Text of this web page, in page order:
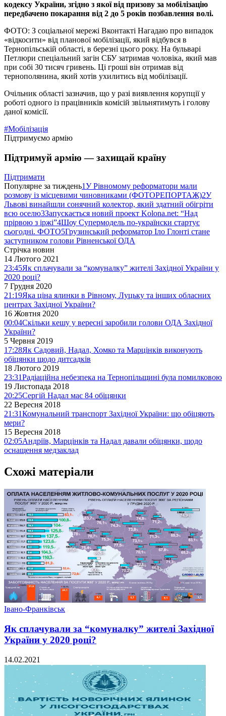
кодексу України, згідно з якої від призову за мобілізацію
передбачено покарання від 2 до 5 років позбавлення волі.
ФОТО: З соціальної мережі Вконтакті Нагадаю про випадок
«відкосити» від планової мобілізації, який відбувся в
Тернопільській області, в березні цього року. На бульварі
Петлюри спеціальний загін СБУ затримав чоловіка, який мав
при собі 30 тисяч гривень. Ці гроші він отримав від
тернополянина, який хотів ухилитись від мобілізації.
Очільник області зазначив, що у разі виявлення корупції у
роботі одного із працівників комісій звільнятимуть і голову
даної комісії.
#Мобілізація
Підтримуємо армію
Підтримуй армію — захищай країну
Підтримати
Популярне за тиждень1У Рівномому реформатори мали
розмову із місцевими чиновниками (ФОТОРЕПОРТАЖ)2У
Львові винайшли сонячний колектор, який здатний обігріти
всю оселю3Запускається новий проект Kolona.net: “Над
прірвою з іржі”4Шоу Супермодель по-українски стартує
сьогодні. ФОТО5Грузинський реформатор Іло Глонті стане
заступником голови Рівненської ОДА
Стрічка новин
14 Лютого 2021
23:45Як сплачували за “комуналку” жителі Західної України у
2020 році?
7 Грудня 2020
21:19Яка ціна ялинки в Рівному, Луцьку та інших обласних
центрах Західної України?
16 Жовтня 2020
00:04Скільки кешу у вересні заробили голови ОДА Західної
України?
5 Червня 2019
17:28Як Садовий, Надал, Хомко та Марцінків виконують
обіцянки щодо дитсадків
18 Лютого 2019
23:31Радіаційна небезпека на Тернопільщині була помилковою
19 Листопада 2018
20:25Сергій Надал має 84 обіцянки
22 Вересня 2018
21:31Комунальний транспорт Західної України: що обіцяють
мери?
15 Вересня 2018
02:05Андріїв, Марцінків та Надал давали обіцянки, щодо
оснащення медзаклад
Схожі матеріали
Івано-Франківськ
Як сплачували за “комуналку” жителі Західної
України у 2020 році?
14.02.2021